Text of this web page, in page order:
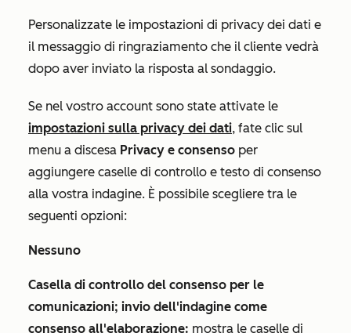
Personalizzate le impostazioni di privacy dei dati e
il messaggio di ringraziamento che il cliente vedrà
dopo aver inviato la risposta al sondaggio.
Se nel vostro account sono state attivate le
impostazioni sulla privacy dei dati, fate clic sul
menu a discesa Privacy e consenso per
aggiungere caselle di controllo e testo di consenso
alla vostra indagine. È possibile scegliere tra le
seguenti opzioni:
Nessuno
Casella di controllo del consenso per le
comunicazioni; invio dell'indagine come
consenso all'elaborazione: mostra le caselle di